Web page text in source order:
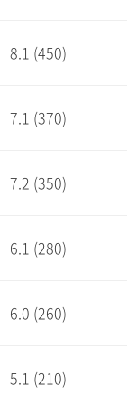
8.1 (450)
7.1 (370)
7.2 (350)
6.1 (280)
6.0 (260)
5.1 (210)